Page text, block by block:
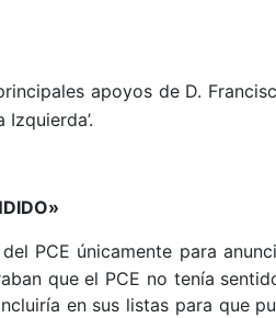
apoyos de D.
PCE únicamente para
que el PCE no tenía
en sus listas para que